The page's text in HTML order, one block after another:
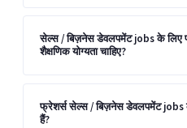
सेल्स / बिज़नेस डेवलपमेंट jobs के लिए
शैक्षणिक योग्यता चाहिए?
फ्रेशर्स सेल्स / बिज़नेस डेवलपमेंट
हैं?